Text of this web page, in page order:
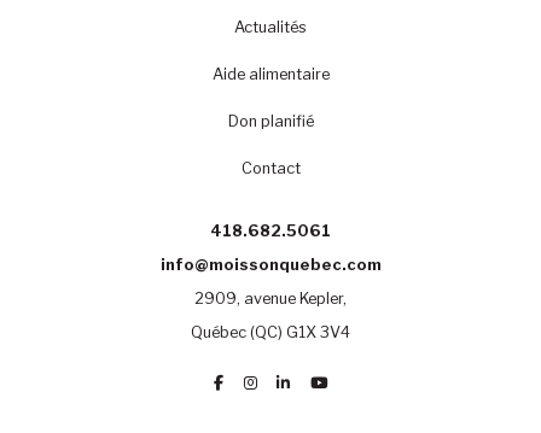
Actualités
Aide alimentaire
Don planifié
Contact
418.682.5061
info@moissonquebec.com
2909, avenue Kepler,
Québec (QC) G1X 3V4